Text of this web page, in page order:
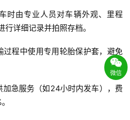
时由专业人员对车辆外观、里程
详细记录并拍照存档。
过程中使用专用轮胎保护套，避免
加急服务（如24小时内发车），费
微信